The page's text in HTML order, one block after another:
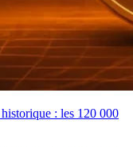
: les 120 000